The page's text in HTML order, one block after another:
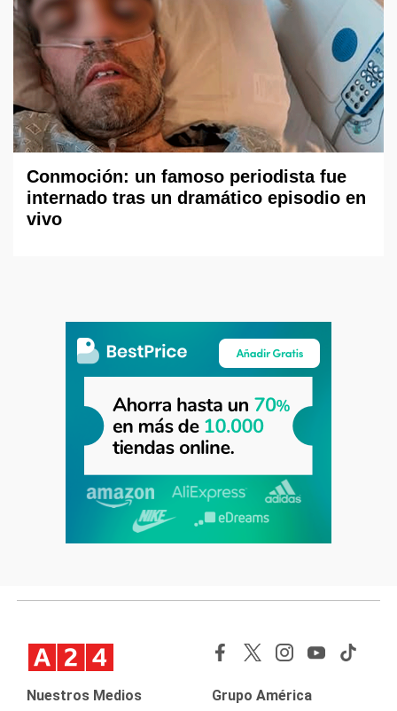
Conmoción: un famoso periodista fue
internado tras un dramático episodio en
vivo
Nuestros Medios Grupo América